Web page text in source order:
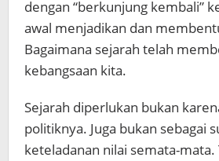
dengan “berkunjung kembali”
awal menjadikan dan
Bagaimana sejarah telah
kebangsaan kita.
Sejarah diperlukan bukan
politiknya. Juga bukan sebagai
keteladanan nilai semata-mata.